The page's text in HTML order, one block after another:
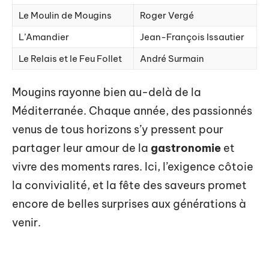
Le Moulin de Mougins
Roger Vergé
L’Amandier
Jean-François Issautier
Le Relais et le Feu Follet
André Surmain
Mougins rayonne bien au-delà de la
Méditerranée. Chaque année, des passionnés
venus de tous horizons s’y pressent pour
partager leur amour de la gastronomie et
vivre des moments rares. Ici, l’exigence côtoie
la convivialité, et la fête des saveurs promet
encore de belles surprises aux générations à
venir.